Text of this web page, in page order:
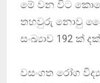
මේ වන විට
තහවුරු නොවු
සංඛ්‍යාව 192 ක්
වසංගත රෝග